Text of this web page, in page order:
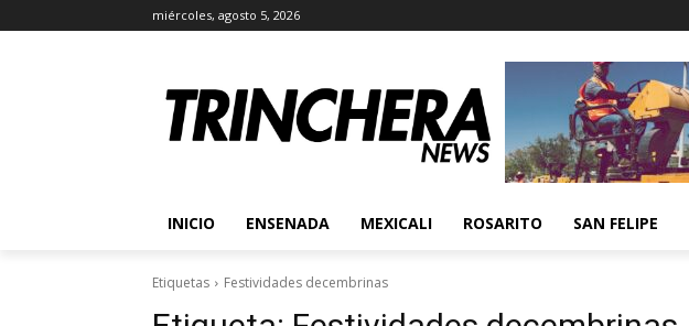
miércoles, agosto 5, 2026
INICIO ENSENADA MEXICALI ROSARITO SAN FELIPE
Etiquetas Festividades decembrinas